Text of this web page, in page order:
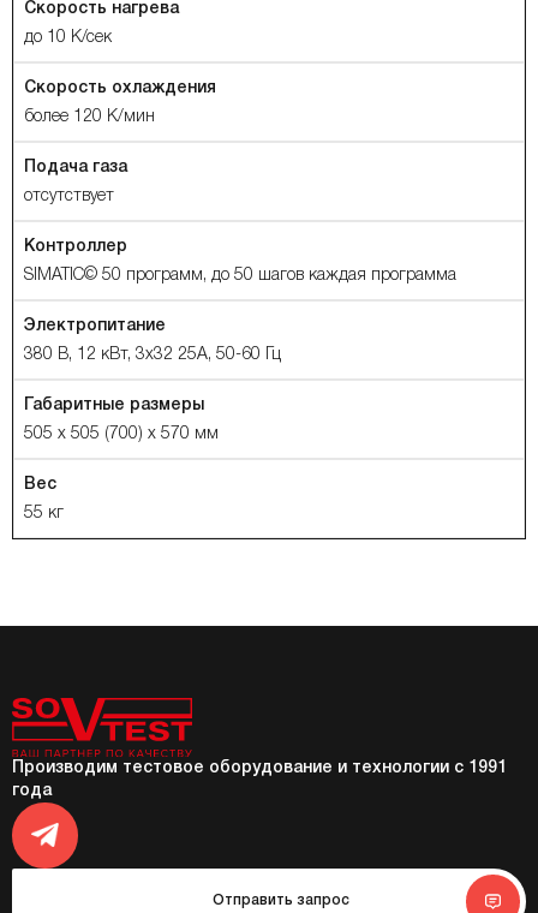
Скорость нагрева
до 10 К/сек
Скорость охлаждения
более 120 К/мин
Подача газа
отсутствует
Контроллер
SIMATIC© 50 программ, до 50 шагов каждая программа
Электропитание
380 В, 12 кВт, 3х32 25A, 50-60 Гц
Габаритные размеры
505 x 505 (700) x 570 мм
Вес
55 кг
Производим тестовое оборудование и технологии с 1991
года
Отправить запрос